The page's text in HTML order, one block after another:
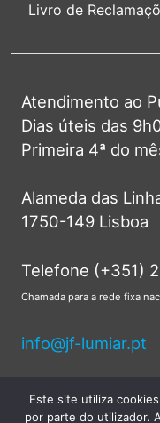
Livro de
Atendimento ao
Dias úteis das
Primeira 4ª do
Alameda das
1750-149 Lisboa
Telefone (+351)
Chamada para a rede fixa
info@jf-lumiar.pt
Este site utiliza
por parte do utilizador.